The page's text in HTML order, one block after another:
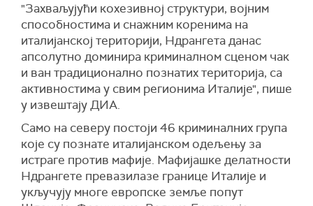
"Захваљујући кохезивној структури, војним
способностима и снажним коренима на
италијанској територији, Ндрангета данас
апсолутно доминира криминалном сценом чак
и ван традиционално познатих територија, са
активностима у свим регионима Италије", пише
у извештају ДИА.
Само на северу постоји 46 криминалних група
које су познате италијанском одељењу за
истраге против мафије. Мафијашке делатности
Ндрангете превазилазе границе Италије и
укључују многе европске земље попут